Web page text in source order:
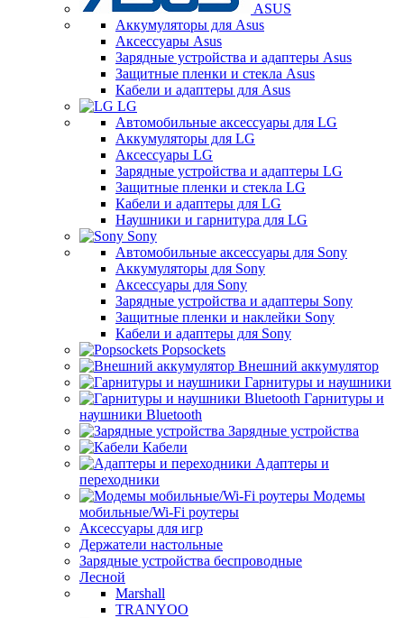
ASUS
Аккумуляторы для Asus
Аксессуары Asus
Зарядные устройства и адаптеры Asus
Защитные пленки и стекла Asus
Кабели и адаптеры для Asus
LG
Автомобильные аксессуары для LG
Аккумуляторы для LG
Аксессуары LG
Зарядные устройства и адаптеры LG
Защитные пленки и стекла LG
Кабели и адаптеры для LG
Наушники и гарнитура для LG
Sony
Автомобильные аксессуары для Sony
Аккумуляторы для Sony
Аксессуары для Sony
Зарядные устройства и адаптеры Sony
Защитные пленки и наклейки Sony
Кабели и адаптеры для Sony
Popsockets
Внешний аккумулятор
Гарнитуры и наушники
Гарнитуры и
наушники Bluetooth
Зарядные устройства
Кабели
Адаптеры и
переходники
Модемы
мобильные/Wi-Fi роутеры
Аксессуары для игр
Держатели настольные
Зарядные устройства беспроводные
Лесной
Marshall
TRANYOO